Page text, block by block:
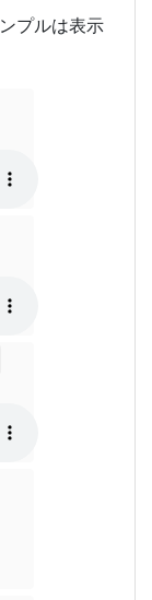
プルは表示